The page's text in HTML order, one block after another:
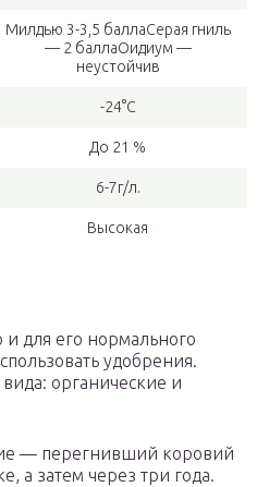
Милдью 3-3,5 баллаСерая гниль
— 2 баллаОидиум —
неустойчив
-24°С
До 21 %
6-7г/л.
Высокая
и для его нормального
удобрения.
органические и
— перегнивший коровий
а затем через три года.